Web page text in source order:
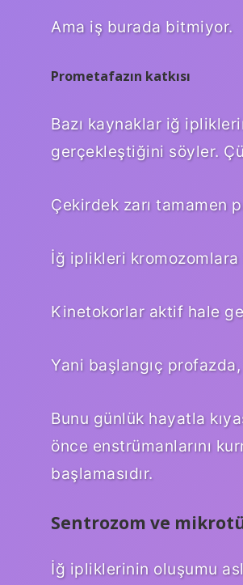
Ama iş burada bitmiyor.
Prometafazın katkısı
Bazı kaynaklar iğ
gerçekleştiğini söyler.
Çekirdek zarı tamamen
İğ iplikleri kromozomlara
Kinetokorlar aktif hale
Yani başlangıç
Bunu günlük hayatla
önce enstrümanlarını
başlamasıdır.
Sentrozom ve
İğ ipliklerinin oluşumu